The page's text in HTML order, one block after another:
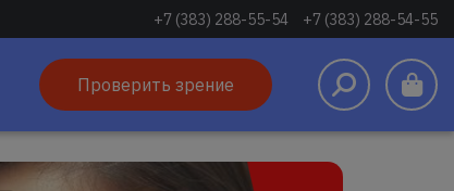
+7 (383) 288-55-54 +7 (383) 288-54-55
Проверить зрение